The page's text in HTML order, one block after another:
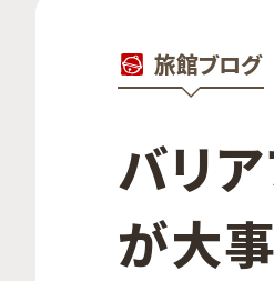
旅館ブログ
バリア
が​大事